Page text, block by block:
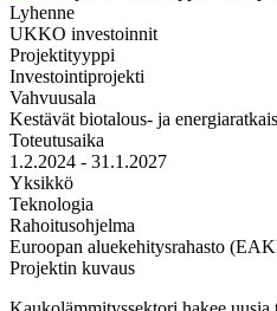
Lyhenne
UKKO investoinnit
Projektityyppi
Investointiprojekti
Vahvuusala
Kestävät biotalous- ja
Toteutusaika
1.2.2024 - 31.1.2027
Yksikkö
Teknologia
Rahoitusohjelma
Euroopan aluekehitysrahasto
Projektin kuvaus